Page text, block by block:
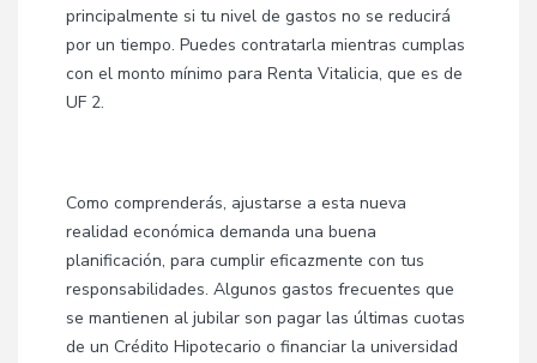
principalmente si tu nivel de gastos no se reducirá
por un tiempo. Puedes contratarla mientras cumplas
con el monto mínimo para Renta Vitalicia, que es de
UF 2.
Como comprenderás, ajustarse a esta nueva
realidad económica demanda una buena
planificación, para cumplir eficazmente con tus
responsabilidades. Algunos gastos frecuentes que
se mantienen al jubilar son pagar las últimas cuotas
de un Crédito Hipotecario o financiar la universidad